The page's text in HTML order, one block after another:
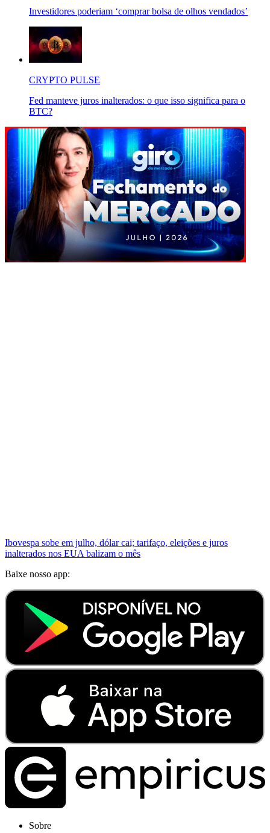
Investidores poderiam ‘comprar bolsa de olhos vendados’
CRYPTO PULSE
Fed manteve juros inalterados: o que isso significa para o
BTC?
Ibovespa sobe em julho, dólar cai; tarifaço, eleições e juros
inalterados nos EUA balizam o mês
Baixe nosso app:
Sobre